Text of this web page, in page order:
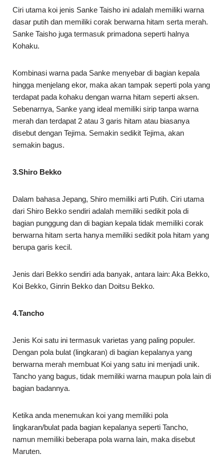
Ciri utama koi jenis Sanke Taisho ini adalah memiliki warna
dasar putih dan memiliki corak berwarna hitam serta merah.
Sanke Taisho juga termasuk primadona seperti halnya
Kohaku.
Kombinasi warna pada Sanke menyebar di bagian kepala
hingga menjelang ekor, maka akan tampak seperti pola yang
terdapat pada kohaku dengan warna hitam seperti aksen.
Sebenarnya, Sanke yang ideal memiliki sirip tanpa warna
merah dan terdapat 2 atau 3 garis hitam atau biasanya
disebut dengan Tejima. Semakin sedikit Tejima, akan
semakin bagus.
3.Shiro Bekko
Dalam bahasa Jepang, Shiro memiliki arti Putih. Ciri utama
dari Shiro Bekko sendiri adalah memiliki sedikit pola di
bagian punggung dan di bagian kepala tidak memiliki corak
berwarna hitam serta hanya memiliki sedikit pola hitam yang
berupa garis kecil.
Jenis dari Bekko sendiri ada banyak, antara lain: Aka Bekko,
Koi Bekko, Ginrin Bekko dan Doitsu Bekko.
4.Tancho
Jenis Koi satu ini termasuk varietas yang paling populer.
Dengan pola bulat (lingkaran) di bagian kepalanya yang
berwarna merah membuat Koi yang satu ini menjadi unik.
Tancho yang bagus, tidak memiliki warna maupun pola lain di
bagian badannya.
Ketika anda menemukan koi yang memiliki pola
lingkaran/bulat pada bagian kepalanya seperti Tancho,
namun memiliki beberapa pola warna lain, maka disebut
Maruten.